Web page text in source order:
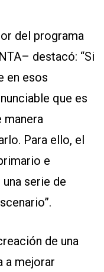
del programa
destacó: “Si
en esos
que es
manera
Para ello, el
e
serie de
de una
a mejorar